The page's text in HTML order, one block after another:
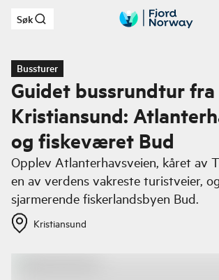
Hopp til hovedinnhold
Søk
Bussturer
Guidet bussrundtur fra
Kristiansund:
og fiskeværet Bud
Opplev Atlanterhavsveien, kåret av
en av verdens vakreste turistveier,
sjarmerende fiskerlandsbyen Bud.
Kristiansund